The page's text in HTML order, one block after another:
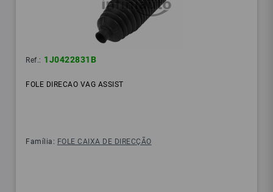
Ref.: 1J0422831B
FOLE DIRECAO VAG ASSIST
Família: FOLE CAIXA DE DIRECÇÃO